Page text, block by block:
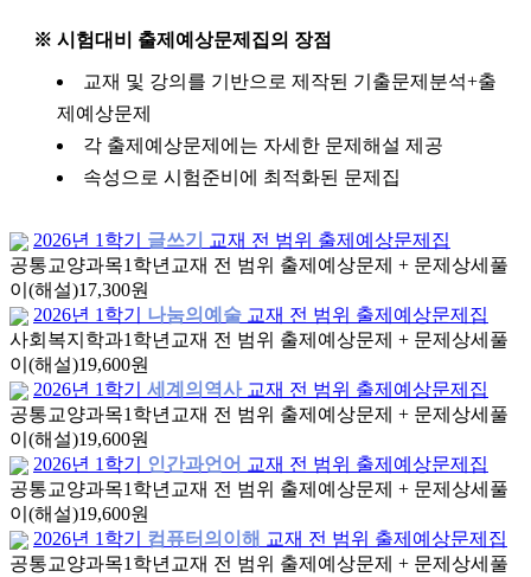
※ 시험대비 출제예상문제집의 장점
교재 및 강의를 기반으로 제작된 기출문제분석+출
제예상문제
각 출제예상문제에는 자세한 문제해설 제공
속성으로 시험준비에 최적화된 문제집
2026년 1학기 글쓰기
교재 전 범위 출제예상문제집
공통교양과목1학년 교재 전 범위 출제예상문제 + 문제상세풀
이(해설)17,300원
2026년 1학기
나눔의예술 교재 전 범위 출제예상문제집
사회복지학과1학년 교재 전 범위 출제예상문제 + 문제상세풀
이(해설)19,600원
2026년 1학기
세계의역사 교재 전 범위 출제예상문제집
공통교양과목1학년 교재 전 범위 출제예상문제 + 문제상세풀
이(해설)19,600원
2026년 1학기
인간과언어 교재 전 범위 출제예상문제집
공통교양과목1학년 교재 전 범위 출제예상문제 + 문제상세풀
이(해설)19,600원
2026년 1학기
컴퓨터의이해 교재 전 범위 출제예상문제집
공통교양과목1학년 교재 전 범위 출제예상문제 + 문제상세풀